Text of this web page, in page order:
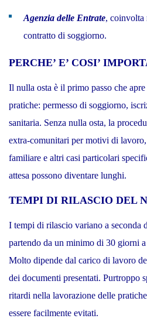
Agenzia delle Entrate, coinvolta
contratto di soggiorno.
PERCHE’ E’ COSI’
Il nulla osta è il primo passo che
pratiche: permesso di soggiorno,
sanitaria. Senza nulla osta, la
extra-comunitari per motivi di
familiare e altri casi particolari
attesa possono diventare lunghi.
TEMPI DI RILASCIO DEL
I tempi di rilascio variano a seconda
partendo da un minimo di 30 giorni
Molto dipende dal carico di lavoro
dei documenti presentati. Purtroppo
ritardi nella lavorazione delle
essere facilmente evitati.